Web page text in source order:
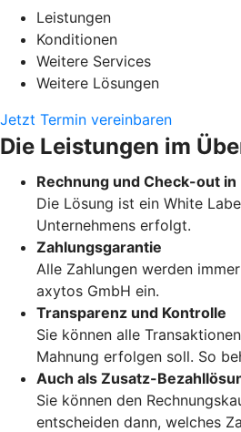
Leistungen
Konditionen
Weitere Services
Weitere Lösungen
Jetzt Termin vereinbaren
Die Leistungen im
Rechnung und Check-out
Die Lösung ist ein White
Unternehmens erfolgt.
Zahlungsgarantie
Alle Zahlungen werden
axytos GmbH ein.
Transparenz und Kontrolle
Sie können alle
Mahnung erfolgen soll. So
Auch als Zusatz-
Sie können den
entscheiden dann, welches